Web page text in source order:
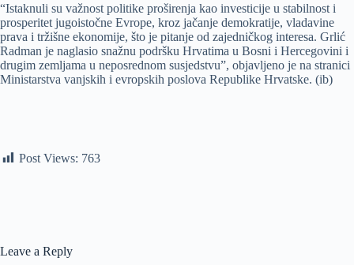
“Istaknuli su važnost politike proširenja kao investicije u stabilnost i
prosperitet jugoistočne Evrope, kroz jačanje demokratije, vladavine
prava i tržišne ekonomije, što je pitanje od zajedničkog interesa. Grlić
Radman je naglasio snažnu podršku Hrvatima u Bosni i Hercegovini i
drugim zemljama u neposrednom susjedstvu”, objavljeno je na stranici
Ministarstva vanjskih i evropskih poslova Republike Hrvatske. (ib)
Post Views: 763
Leave a Reply